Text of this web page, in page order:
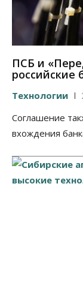
ПСБ и
российские
Технологии
Соглашение
вхождения